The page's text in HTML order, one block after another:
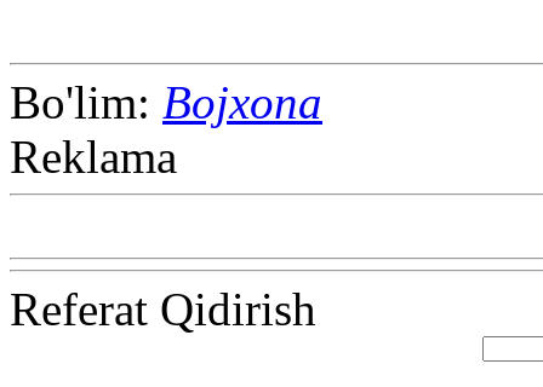
Bo'lim: Bojxona
Reklama
Referat Qidirish